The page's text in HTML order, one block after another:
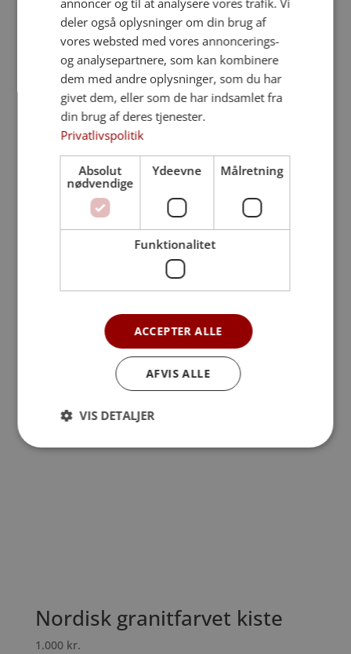
Nordisk råhvid kiste
Nordisk granitfarvet kiste
1.000 kr.
annoncer og til at analysere vores trafik. Vi
deler også oplysninger om din brug af
vores websted med vores annoncerings-
og analysepartnere, som kan kombinere
dem med andre oplysninger, som du har
givet dem, eller som de har indsamlet fra
din brug af deres tjenester.
Privatlivspolitik
Absolut
nødvendige
Ydeevne Målretning
Funktionalitet
ACCEPTER ALLE
AFVIS ALLE
VIS DETALJER